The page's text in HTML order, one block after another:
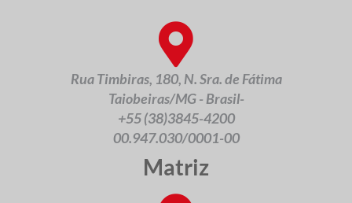
Rua Timbiras, 180, N. Sra. de Fátima
Taiobeiras/MG - Brasil-
+55 (38)3845-4200
00.947.030/0001-00
Matriz